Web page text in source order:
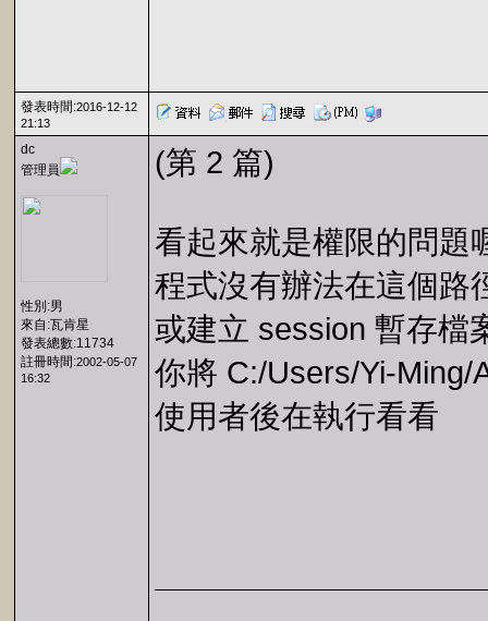
發表時間:2016-12-12
21:13
dc
管理員
性別:男
來自:瓦肯星
發表總數:11734
註冊時間:2002-05-07
16:32
(第 2 篇)
看起來就是權限的問題
程式沒有辦法在這個路
或建立 session 暫存檔
你將 C:/Users/Yi-Ming/
使用者後在執行看看